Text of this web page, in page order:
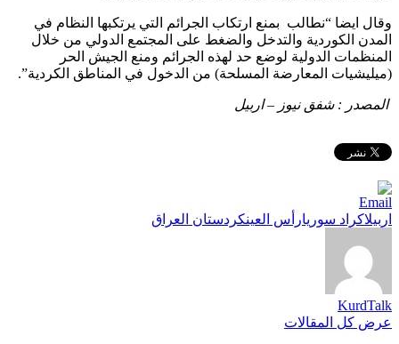
وقال ايضا “نطالب بمنع ارتكاب الجرائم التي يرتكبها النظام في
المدن الكوردية والتدخل والضغط على المجتمع الدولي من خلال
المنظمات الدولية لوضع حد لهذه الجرائم ومنع الجيش الحر
(ميليشيات المعارضة المسلحة) من الدخول في المناطق الكردية”.
المصدر : شفق نيوز – اربيل
العلامات:
اربيلاكراد سوريارأس العينكردستان العراق
KurdTalk
عرض كل المقالات